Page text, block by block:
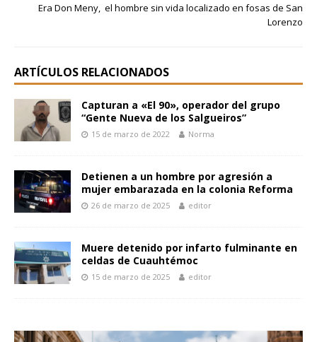
Era Don Meny, el hombre sin vida localizado en fosas de San
Lorenzo
ARTÍCULOS RELACIONADOS
Capturan a «El 90», operador del grupo
“Gente Nueva de los Salgueiros”
15 de marzo de 2022 Norma
Detienen a un hombre por agresión a
mujer embarazada en la colonia Reforma
26 de marzo de 2025 editor
Muere detenido por infarto fulminante en
celdas de Cuauhtémoc
15 de marzo de 2025 editor